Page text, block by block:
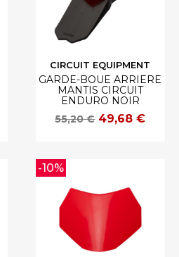
CIRCUIT EQUIPMENT
GARDE-BOUE ARRIERE
MANTIS CIRCUIT
ENDURO NOIR
55,20 € 49,68 €
-10%